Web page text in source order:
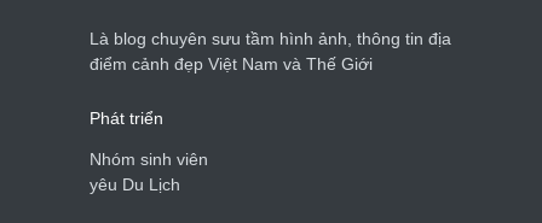
du lịch quốc gia
Cảnh đẹp Việt Nam 24/04/2020
Là blog chuyên sưu tầm hình ảnh, thông tin địa
điểm cảnh đẹp Việt Nam và Thế Giới
Phát triển
Nhóm sinh viên
yêu Du Lịch